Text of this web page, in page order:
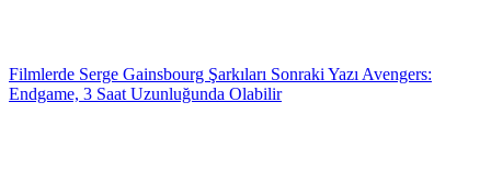
Filmlerde Serge Gainsbourg Şarkıları Sonraki Yazı Avengers:
Endgame, 3 Saat Uzunluğunda Olabilir